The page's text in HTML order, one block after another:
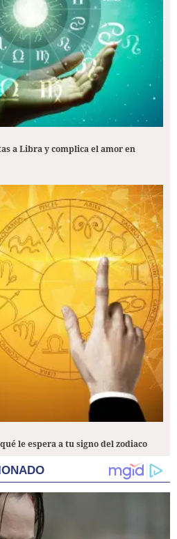
a Libra y complica el amor en
le espera a tu signo del zodiaco